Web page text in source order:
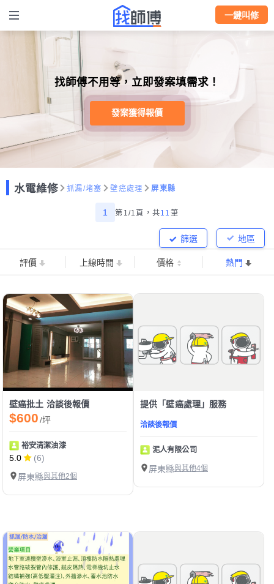
一鍵叫修
找師傅不用等，立即發案填需求！
發案獲得報價
水電維修 抓漏/堵塞 壁癌處理 屏東縣
1 第1/1頁， 共11 筆
地區
篩選
評價 上線時間 價格 熱門
壁癌批土 洽談後報價
$600/坪
裕安清潔油漆
5.0
(6)
屏東縣與其他2個
提供「壁癌處理」服務
洽談後報價
泥人有限公司
屏東縣與其他4個